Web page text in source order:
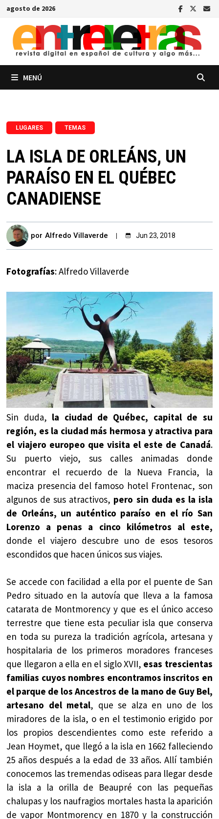
Saltar
contenido
agosto de 2026
MENÚ
LUGARES TEMAS
LA ISLA DE ORLEÁNS, UN
PARAÍSO EN EL QUÉBEC
CANADIENSE
por Alfredo Villaverde Jun 23, 2018
Fotografías: Alfredo Villaverde
Sin duda, la ciudad de Québec, capital de su
región, es la ciudad más hermosa y atractiva para
el viajero europeo que visita el este de Canadá.
Su puerto viejo, sus calles animadas donde
encontrar el recuerdo de la Nueva Francia, la
maciza presencia del famoso hotel Frontenac, son
algunos de sus atractivos, pero sin duda es la isla
de Orleáns, un auténtico paraíso en el río San
Lorenzo a penas a cinco kilómetros al este,
donde el viajero descubre uno de esos tesoros
escondidos que hacen únicos sus viajes.
Se accede con facilidad a ella por el puente de San
Pedro situado en la autovía que lleva a la famosa
catarata de Montmorency y que es el único acceso
terrestre que tiene esta peculiar isla que conserva
en toda su pureza la tradición agrícola, artesana y
hospitalaria de los primeros moradores franceses
que llegaron a ella en el siglo XVII, esas trescientas
familias cuyos nombres encontramos inscritos en
el parque de los Ancestros de la mano de Guy Bel,
artesano del metal, que se alza en uno de los
miradores de la isla, o en el testimonio erigido por
los propios descendientes como este referido a
Jean Hoymet, que llegó a la isla en 1662 falleciendo
25 años después a la edad de 33 años. Allí también
conocemos las tremendas odiseas para llegar desde
la isla a la orilla de Beaupré con las pequeñas
chalupas y los naufragios mortales hasta la aparición
de vapor Montmorency en 1870 y la construcción